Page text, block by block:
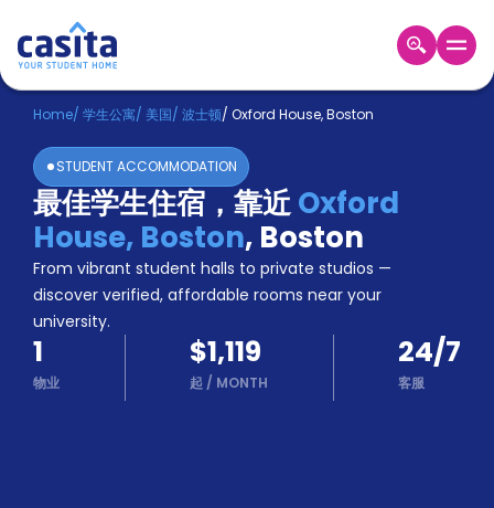
Home ZH USD
登
入
Booking
Accommodation
About
us
Blog
Refer
And
Earn
Become
Home/ 学生公寓/ 美国/ 波士顿/ Oxford House, Boston
STUDENT ACCOMMODATION
最佳学生住宿，靠近Oxford
House, Boston, Boston
From vibrant student halls to private studios —
discover verified, affordable rooms near your
university.
1
物业
$1,119
起 / MONTH
24/7
客服